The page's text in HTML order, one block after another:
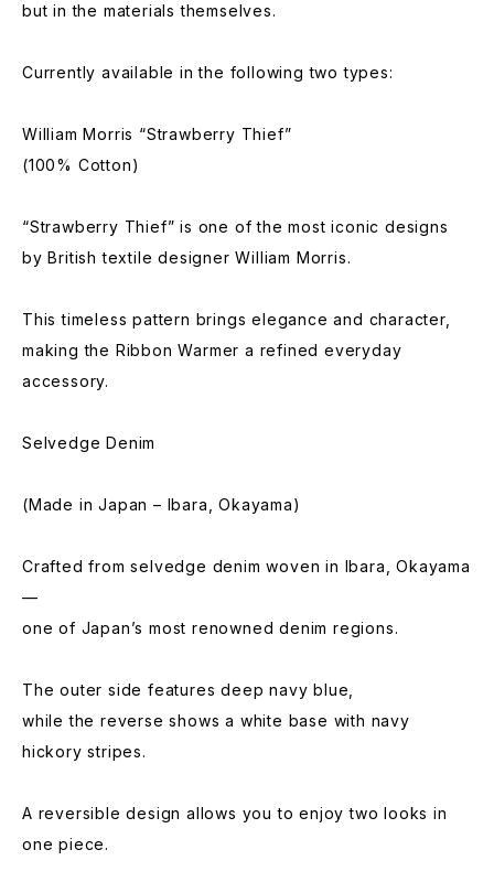
but in the materials themselves.
Currently available in the following two types:
William Morris “Strawberry Thief”
(100% Cotton)
“Strawberry Thief” is one of the most iconic designs
by British textile designer William Morris.
This timeless pattern brings elegance and character,
making the Ribbon Warmer a refined everyday
accessory.
Selvedge Denim
(Made in Japan – Ibara, Okayama)
Crafted from selvedge denim woven in Ibara, Okayama
—
one of Japan’s most renowned denim regions.
The outer side features deep navy blue,
while the reverse shows a white base with navy
hickory stripes.
A reversible design allows you to enjoy two looks in
one piece.